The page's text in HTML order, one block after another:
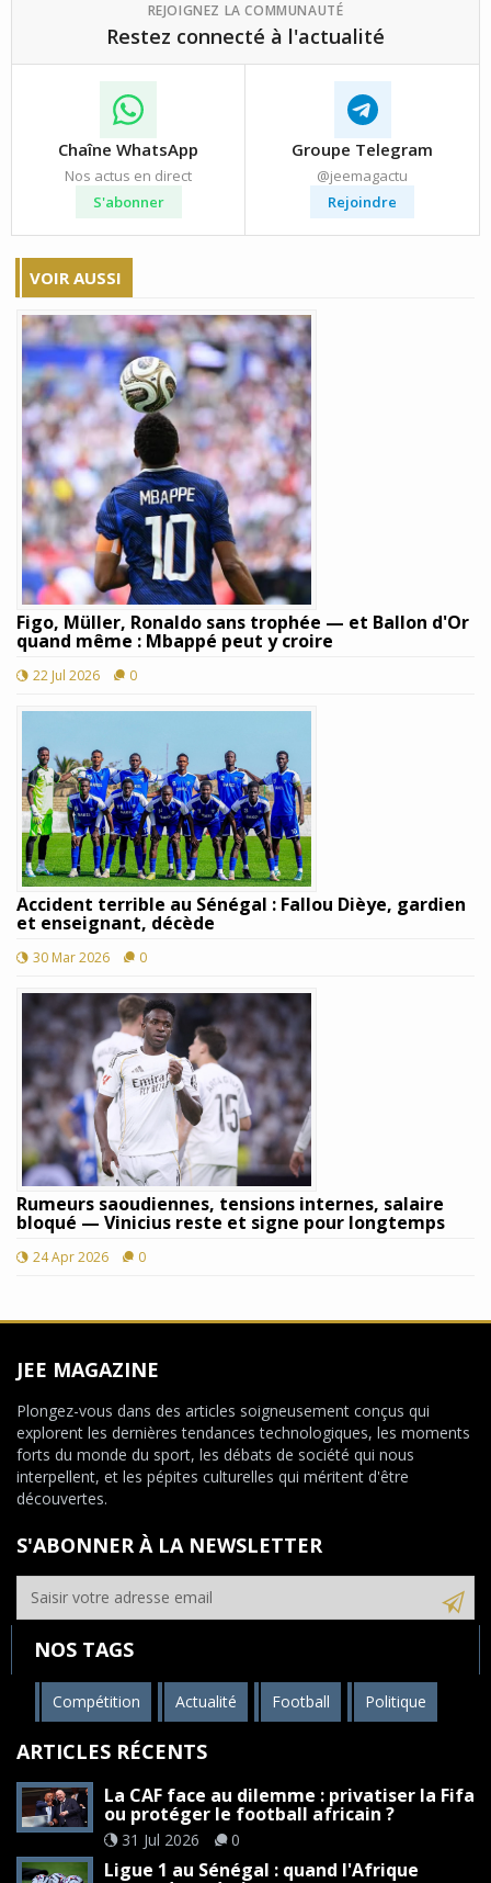
REJOIGNEZ LA COMMUNAUTÉ
Restez connecté à l'actualité
Chaîne WhatsApp
Nos actus en direct
S'abonner
Groupe Telegram
@jeemagactu
Rejoindre
VOIR AUSSI
Figo, Müller, Ronaldo sans trophée — et Ballon d'Or
quand même : Mbappé peut y croire
22 Jul 2026 0
Accident terrible au Sénégal : Fallou Dièye, gardien
et enseignant, décède
30 Mar 2026 0
Rumeurs saoudiennes, tensions internes, salaire
bloqué — Vinicius reste et signe pour longtemps
24 Apr 2026 0
JEE MAGAZINE
Plongez-vous dans des articles soigneusement conçus qui
explorent les dernières tendances technologiques, les moments
forts du monde du sport, les débats de société qui nous
interpellent, et les pépites culturelles qui méritent d'être
découvertes.
S'ABONNER À LA NEWSLETTER
NOS TAGS
Compétition Actualité Football Politique
ARTICLES RÉCENTS
La CAF face au dilemme : privatiser la Fifa
ou protéger le football africain ?
31 Jul 2026 0
Ligue 1 au Sénégal : quand l'Afrique